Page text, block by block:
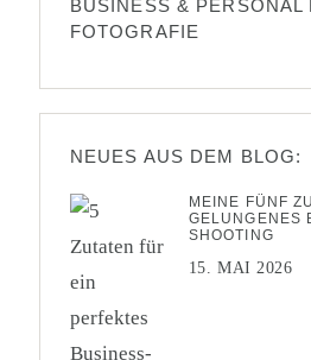
BUSINESS & PERSONAL
FOTOGRAFIE
NEUES AUS DEM BLOG:
MEINE FÜNF
GELUNGENES
SHOOTING
15. MAI 2026